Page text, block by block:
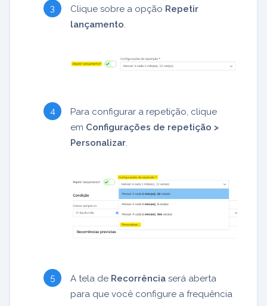
Clique sobre a opção Repetir
lançamento
Para configurar a repetição, clique
em Configurações de repetição >
Personalizar.
A tela de Recorrência será aberta
para que você configure a frequência